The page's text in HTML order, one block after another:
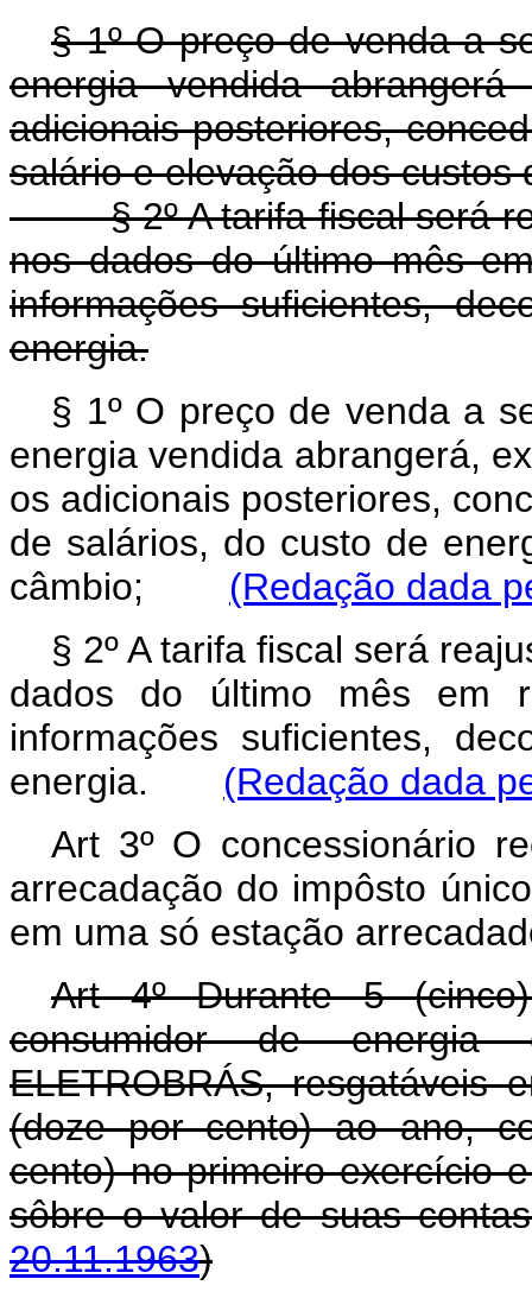
§ 1º O preço de venda a
energia vendida
adicionais posteriores,
salário e elevação dos
§ 2º A tarifa fiscal será
nos dados do último mês
informações suficientes,
energia.
§ 1º O preço de venda a
energia vendida abrangerá,
os adicionais posteriores,
de salários, do custo de
câmbio; (Redação dada
§ 2º A tarifa fiscal será
dados do último mês em
informações suficientes,
energia. (Redação dada
Art 3º O concessionário
arrecadação do impôsto
em uma só estação
Art 4º Durante 5
consumidor de energia
ELETROBRÁS,
(doze por cento) ao ano,
cento) no primeiro exercício
sôbre o valor de suas
20.11.1963)